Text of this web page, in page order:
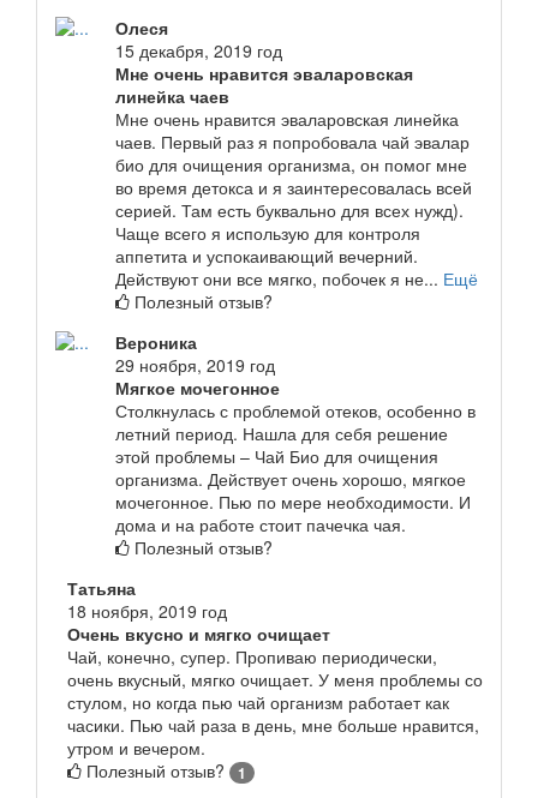
Олеся
15 декабря, 2019 год
Мне очень нравится эваларовская
линейка чаев
Мне очень нравится эваларовская линейка
чаев. Первый раз я попробовала чай эвалар
био для очищения организма, он помог мне
во время детокса и я заинтересовалась всей
серией. Там есть буквально для всех нужд).
Чаще всего я использую для контроля
аппетита и успокаивающий вечерний.
Действуют они все мягко, побочек я не... Ещё
Полезный отзыв?
Вероника
29 ноября, 2019 год
Мягкое мочегонное
Столкнулась с проблемой отеков, особенно в
летний период. Нашла для себя решение
этой проблемы – Чай Био для очищения
организма. Действует очень хорошо, мягкое
мочегонное. Пью по мере необходимости. И
дома и на работе стоит пачечка чая.
Полезный отзыв?
Татьяна
18 ноября, 2019 год
Очень вкусно и мягко очищает
Чай, конечно, супер. Пропиваю периодически,
очень вкусный, мягко очищает. У меня проблемы со
стулом, но когда пью чай организм работает как
часики. Пью чай раза в день, мне больше нравится,
утром и вечером.
Полезный отзыв?
1